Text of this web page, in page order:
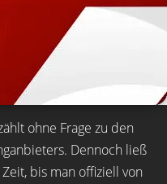
ohne Frage zu den
Dennoch ließ
bis man offiziell von